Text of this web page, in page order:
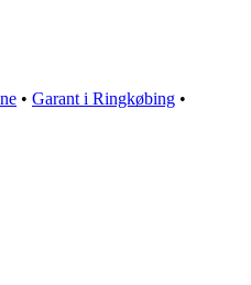
• Garant i Ringkøbing •